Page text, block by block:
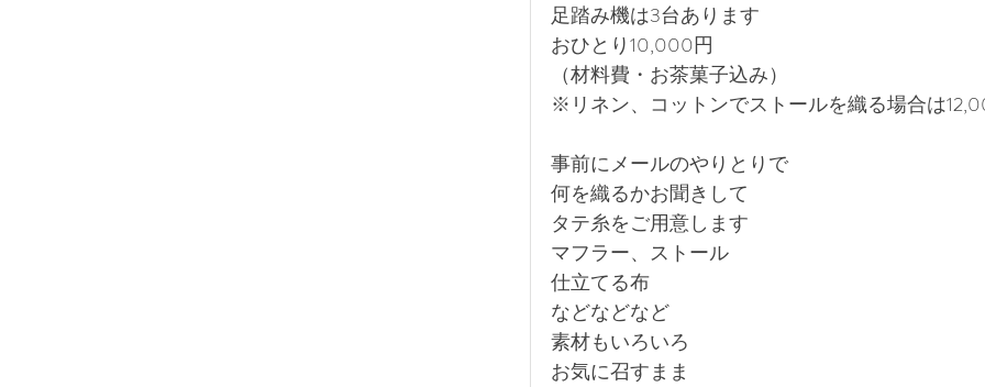
足踏み機は3台あります
おひとり10,000円
（材料費・お茶菓子込み）
※リネン、コットンでストールを織る場合は
事前にメールのやりとりで
何を織るかお聞きして
タテ糸をご用意します
マフラー、ストール
仕立てる布
などなどなど
素材もいろいろ
お気に召すまま